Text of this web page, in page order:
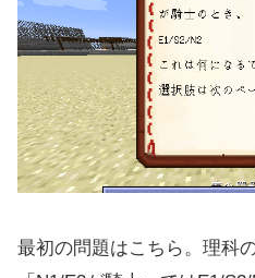
最初の問題はこちら。理科